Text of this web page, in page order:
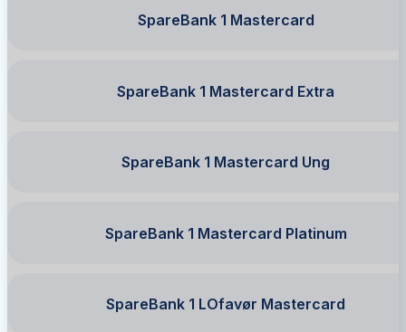
SpareBank 1 Mastercard
SpareBank 1 Mastercard Extra
SpareBank 1 Mastercard Ung
SpareBank 1 Mastercard Platinum
SpareBank 1 LOfavør Mastercard